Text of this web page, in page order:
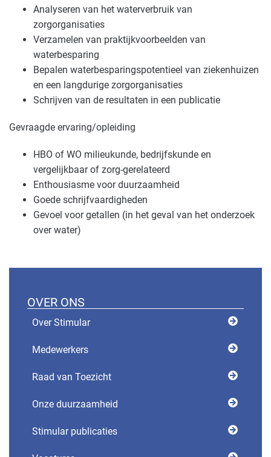
Analyseren van het waterverbruik van
zorgorganisaties
Verzamelen van praktijkvoorbeelden van
waterbesparing
Bepalen waterbesparingspotentieel van ziekenhuizen
en een langdurige zorgorganisaties
Schrijven van de resultaten in een publicatie
Gevraagde ervaring/opleiding
HBO of WO milieukunde, bedrijfskunde en
vergelijkbaar of zorg-gerelateerd
Enthousiasme voor duurzaamheid
Goede schrijfvaardigheden
Gevoel voor getallen (in het geval van het onderzoek
over water)
OVER ONS
Over Stimular
Medewerkers
Raad van Toezicht
Onze duurzaamheid
Stimular publicaties